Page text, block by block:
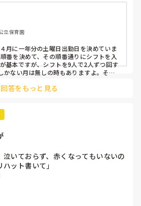
まで、と制限をかける
入ることのできる日を1日だけピッ
曜出勤が難しければ自身で代わりの
らう
を取り入れることを考えています。
立保育園
月に一年分の土曜日出勤日を決めていま
番を決めて、その順番通りにシフトを入
基本ですが、シフトを9人で2人ずつ回す
かない月は無しの時もありますよ。その
てます。
回答をもっと見る
いておらず、赤くなってもいないの
ット書いて」
い）